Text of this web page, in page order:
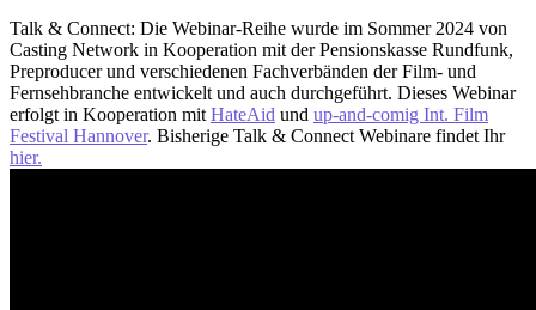
Talk & Connect: Die Webinar-Reihe wurde im Sommer 2024 von
Casting Network in Kooperation mit der Pensionskasse Rundfunk,
Preproducer und verschiedenen Fachverbänden der Film- und
Fernsehbranche entwickelt und auch durchgeführt. Dieses Webinar
erfolgt in Kooperation mit HateAid und up-and-comig Int. Film
Festival Hannover. Bisherige Talk & Connect Webinare findet Ihr
hier.